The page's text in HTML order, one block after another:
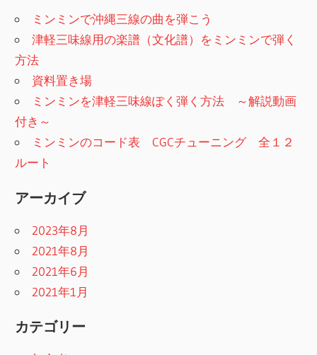
シ
ョ
ン
ミンミンで沖縄三線の曲を弾こう
津軽三味線用の楽譜（文化譜）をミンミンで弾く
方法
資料置き場
ミンミンを津軽三味線ぽく弾く方法 ～解説動画
付き～
ミンミンのコード表 CGCチューニング 全１２
ルート
アーカイブ
2023年8月
2021年8月
2021年6月
2021年1月
カテゴリー